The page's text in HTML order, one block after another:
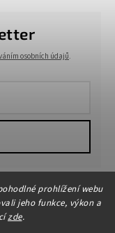
prohlížení webu
jeho funkce, výkon a
zde.
osobních údajů.